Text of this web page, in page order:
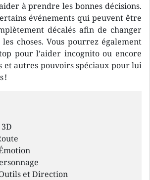
à prendre les bonnes décisions.
événements qui peuvent être
décalés afin de changer
choses. Vous pourrez également
pour l’aider incognito ou encore
et autres pouvoirs spéciaux pour lui
!
et Direction